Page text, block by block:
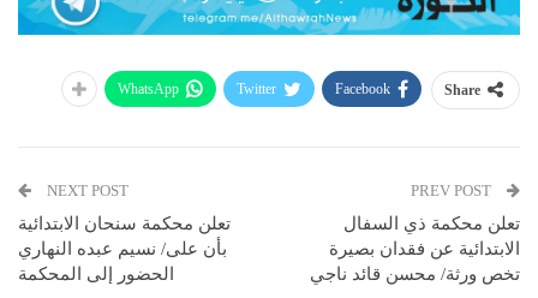
Share
Facebook
Twitter
WhatsApp
تعلن محكمة ذي السفال
الابتدائية عن فقدان بصيرة
تخص ورثة/ محسن قائد ناجي
NEXT POST
تعلن محكمة سنحان الابتدائية
بأن على/ نسيم عبده النهاري
الحضور إلى المحكمة